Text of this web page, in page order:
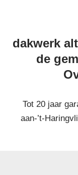
dakwerk
de
Tot 20 jaar
aan-’t-